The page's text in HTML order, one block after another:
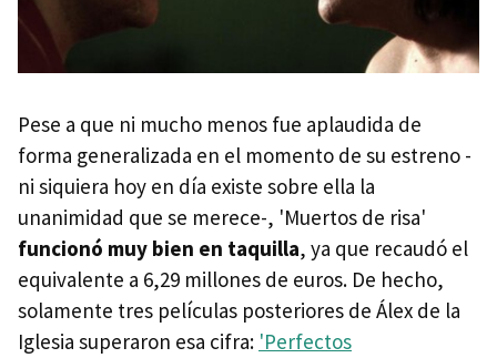
Pese a que ni mucho menos fue aplaudida de
forma generalizada en el momento de su estreno -
ni siquiera hoy en día existe sobre ella la
unanimidad que se merece-, 'Muertos de risa'
funcionó muy bien en taquilla, ya que recaudó el
equivalente a 6,29 millones de euros. De hecho,
solamente tres películas posteriores de Álex de la
Iglesia superaron esa cifra: 'Perfectos